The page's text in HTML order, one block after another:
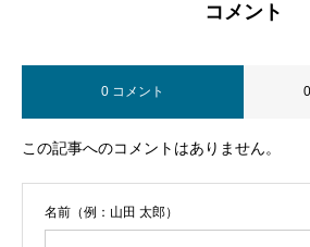
コメント
0 コメント
この記事へのコメントはありません。
名前（例：山田 太郎）